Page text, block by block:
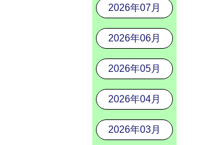
2026年07月
2026年06月
2026年05月
2026年04月
2026年03月